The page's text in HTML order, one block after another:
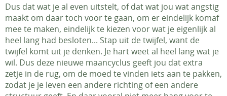
Dus dat wat je al even uitstelt, of dat wat jou wat angstig
maakt om daar toch voor te gaan, om er eindelijk komaf
mee te maken, eindelijk te kiezen voor wat je eigenlijk al
heel lang had besloten... Stap uit de twijfel, want de
twijfel komt uit je denken. Je hart weet al heel lang wat je
wil. Dus deze nieuwe maancyclus geeft jou dat extra
zetje in de rug, om de moed te vinden iets aan te pakken,
zodat je je leven een andere richting of een andere